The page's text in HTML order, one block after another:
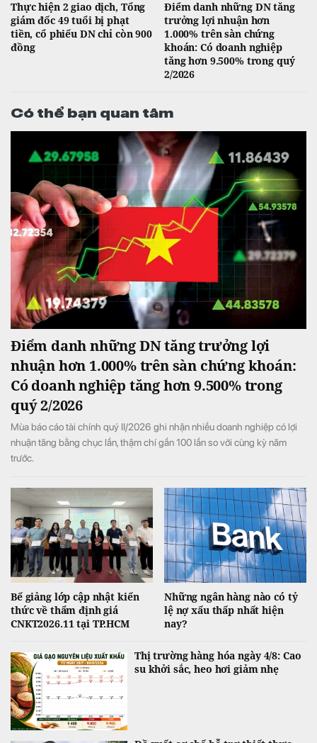
Thực hiện 2 giao dịch, Tổng
giám đốc 49 tuổi bị phạt
tiền, cổ phiếu DN chỉ còn 900
đồng
Điểm danh những DN tăng
trưởng lợi nhuận hơn
1.000% trên sàn chứng
khoán: Có doanh nghiệp
tăng hơn 9.500% trong quý
2/2026
Có thể bạn quan tâm
Điểm danh những DN tăng trưởng lợi
nhuận hơn 1.000% trên sàn chứng khoán:
Có doanh nghiệp tăng hơn 9.500% trong
quý 2/2026
Mùa báo cáo tài chính quý II/2026 ghi nhận nhiều doanh nghiệp có lợi
nhuận tăng bằng chục lần, thậm chí gần 100 lần so với cùng kỳ năm
trước.
Bế giảng lớp cập nhật kiến
thức về thẩm định giá
CNKT2026.11 tại TP.HCM
Những ngân hàng nào có tỷ
lệ nợ xấu thấp nhất hiện
nay?
Thị trường hàng hóa ngày 4/8: Cao
su khởi sắc, heo hơi giảm nhẹ